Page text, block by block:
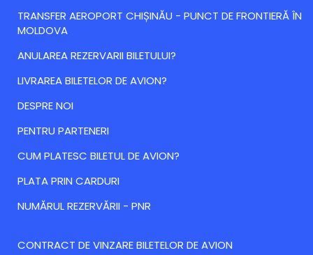
TRANSFER AEROPORT CHIȘINĂU - PUNCT DE FRONTIERĂ ÎN
MOLDOVA
ANULAREA REZERVARII BILETULUI?
LIVRAREA BILETELOR DE AVION?
DESPRE NOI
PENTRU PARTENERI
CUM PLATESC BILETUL DE AVION?
PLATA PRIN CARDURI
NUMĂRUL REZERVĂRII - PNR
CONTRACT DE VINZARE BILETELOR DE AVION